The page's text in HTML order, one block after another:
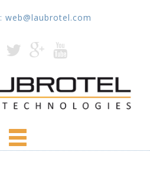
: web@laubrotel.com